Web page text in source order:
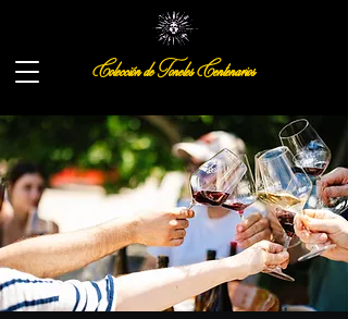
Colección de Toneles Centenarios